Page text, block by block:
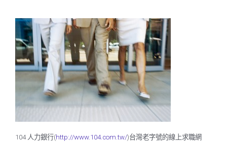
104 人力銀行(http://www.104.com.tw/)台灣老字號的線上求職網